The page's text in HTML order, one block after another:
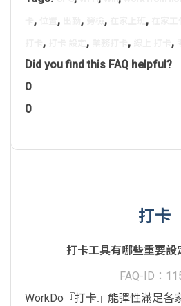
, , , , ,
, , , ,
Did you find this FAQ helpful?
0
0
打卡
打卡工具有哪些重要設
FAQ-ID：
WorkDo『打卡』能彈性滿足各